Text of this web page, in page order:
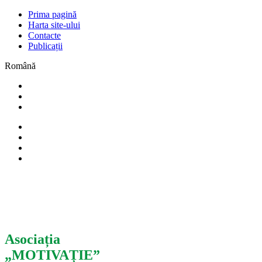
Prima pagină
Harta site-ului
Contacte
Publicații
Română
Asociația
„MOTIVAȚIE”